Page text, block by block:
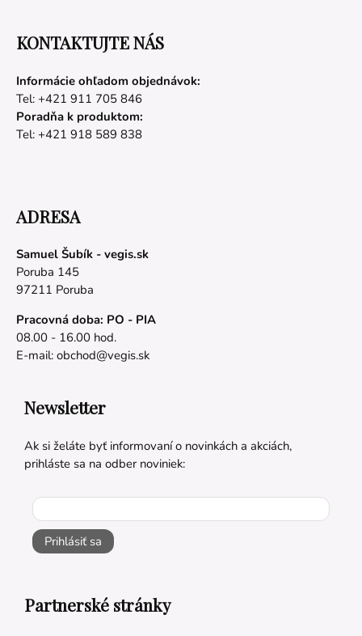
KONTAKTUJTE NÁS
Informácie ohľadom objednávok:
Tel: +421 911 705 846
Poradňa k produktom:
Tel: +421 918 589 838
ADRESA
Samuel Šubík - vegis.sk
Poruba 145
97211 Poruba
Pracovná doba: PO - PIA
08.00 - 16.00 hod.
E-mail: obchod@vegis.sk
Newsletter
Ak si želáte byť informovaní o novinkách a akciách,
prihláste sa na odber noviniek:
Prihlásiť sa
Partnerské stránky